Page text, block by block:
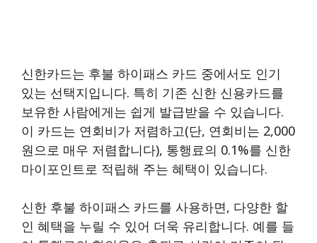
신한카드는 후불 하이패스 카드 중에서도 인기
있는 선택지입니다. 특히 기존 신한 신용카드를
보유한 사람에게는 쉽게 발급받을 수 있습니다.
이 카드는 연회비가 저렴하고(단, 연회비는 2,000
원으로 매우 저렴합니다), 통행료의 0.1%를 신한
마이포인트로 적립해 주는 혜택이 있습니다.
신한 후불 하이패스 카드를 사용하면, 다양한 할
인 혜택을 누릴 수 있어 더욱 유리합니다. 예를 들